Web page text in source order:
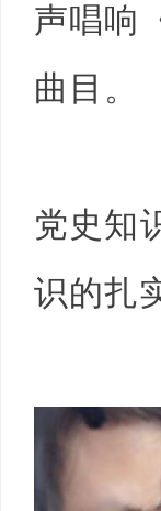
声唱响
曲目。
党史知
识的扎